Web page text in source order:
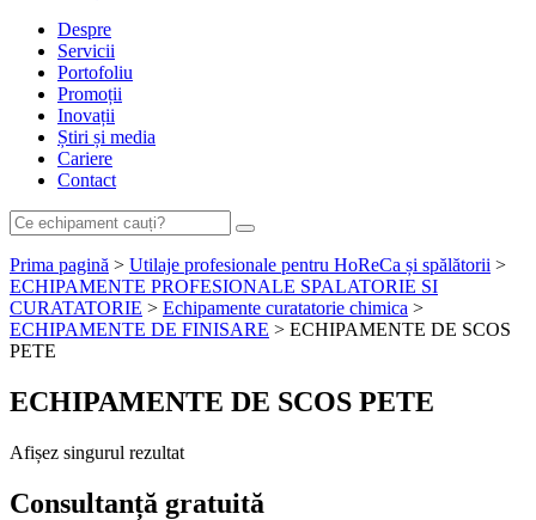
Despre
Servicii
Portofoliu
Promoții
Inovații
Știri și media
Cariere
Contact
Prima pagină > Utilaje profesionale pentru HoReCa și spălătorii >
ECHIPAMENTE PROFESIONALE SPALATORIE SI
CURATATORIE > Echipamente curatatorie chimica >
ECHIPAMENTE DE FINISARE > ECHIPAMENTE DE SCOS
PETE
ECHIPAMENTE DE SCOS PETE
Afișez singurul rezultat
Consultanță gratuită